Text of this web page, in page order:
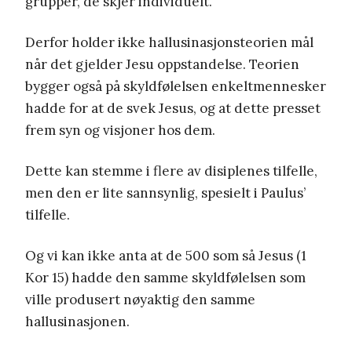
Derfor holder ikke hallusinasjonsteorien mål
når det gjelder Jesu oppstandelse. Teorien
bygger også på skyldfølelsen enkeltmennesker
hadde for at de svek Jesus, og at dette presset
frem syn og visjoner hos dem.
Dette kan stemme i flere av disiplenes tilfelle,
men den er lite sannsynlig, spesielt i Paulus’
tilfelle.
Og vi kan ikke anta at de 500 som så Jesus (1
Kor 15) hadde den samme skyldfølelsen som
ville produsert nøyaktig den samme
hallusinasjonen.